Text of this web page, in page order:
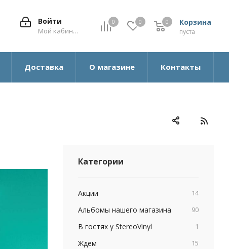
0 0 Корзина
0
пуста
0
Войти
Мой кабинет
Доставка О магазине Контакты
Категории
Акции 14
Альбомы нашего магазина 90
В гостях у StereoVinyl 1
Ждем 15